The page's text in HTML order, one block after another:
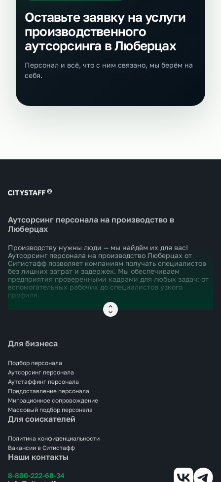
Оставьте заявку на услуги
производственного
аутсорсинга в Люберцах
Персонал и всё, что с ним связано, мы берём на
себя.
Аутсорсинг персонала на производство в
Люберцах
Производству нужны люди — мы найдём их для вас!
Аутсорсинг персонала на производство Люберцах от
Ситистафф позволяет компаниям получать специалистов
без лишних затрат и задержек. Мы обеспечиваем
предприятия проверенными кадрами для любых задач: от
вспомогательных рабочих до специалистов узкого
профиля.
Мы берём на себя весь процесс: поиск и проверку
нужными специалистами в кратчайшие сроки.
Ситистафф — это гарантия качества и надёжности. С нами
ваш производственный процесс идёт без перебоев, а
расходы на содержание штата оптимизируются.
Наши контакты
8-800-222-68-34
Для бизнеса
Подбор персонала
Аутсорсинг персонала
Аутстаффинг персонала
Предоставление персонала
Миграционное сопровождение
Массовый подбор персонала
Для соискателей
Политика конфиденциальности
Вакансии в Ситистафф